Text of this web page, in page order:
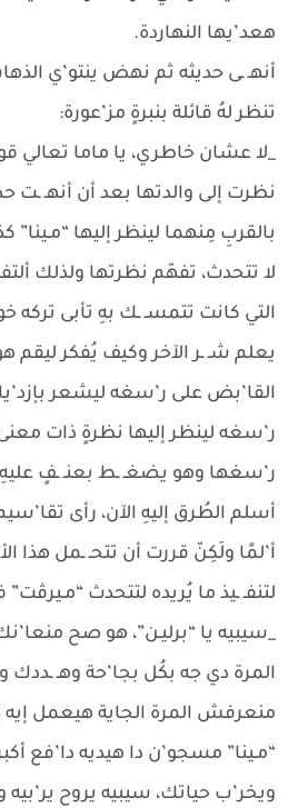
هعد’يها النهاردة.
أنهـ ـى حديثه ثم نهض ينتو’ي
تنظر لهُ قائلة بنبرةٍ مز’عورة:
_لا عشان خاطري، يا ماما تعالي
نظرت إلى والدتها بعد أن أنهـ ـت
بالقربِ مِنهما لينظر إليها
لا تتحدث، تفهّم نظرتها ولذلك
التي كانت تتمسـ ـك بهِ تأبى تركه
يعلم شـ ـر الآخر وكيف يُفكر ليقم
القا’بض على ر’سغه ليشعر
ر’سغه لينظر إليها نظرةٍ ذات معنى
ر’سغها وهو يضغـ ـط بعنـ ـفٍ عليهِ
أسلم الطُرق إليهِ الآن، رأى
أ’لمًا ولَكِنّ قررت أن تتحـ ـمل هذا
لتنفـ ـيذ ما يُريده لتتحدث
_سيبيه يا “برليـن”، هو صح
المرة دي جه بكُل بجا’حة وهـ
منعرفش المرة الجاية هيعمل إيه
“مـينا” مسجو’ن دا هيديه دا’فع
ويخر’ب حياتك، سيبيه يروح